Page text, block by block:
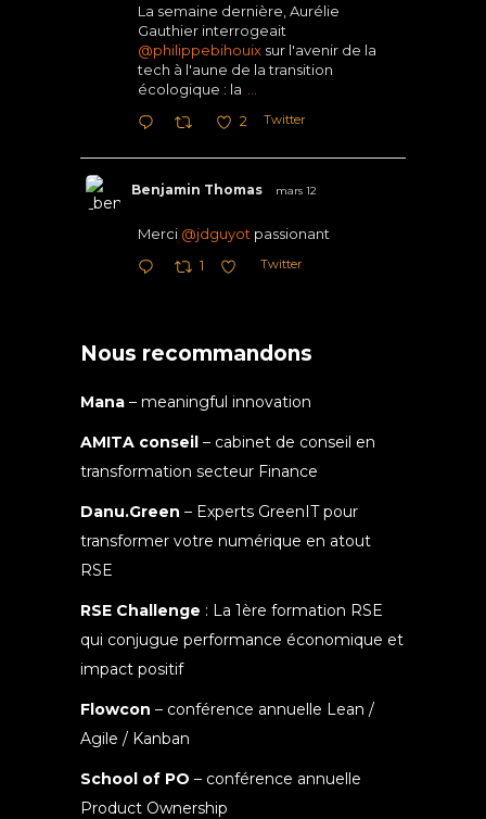
La semaine dernière, Aurélie
Gauthier interrogeait
@philippebihouix sur l'avenir de la
tech à l'aune de la transition
écologique : la
2 Twitter
Benjamin Thomas mars 12
Merci @jdguyot passionant
1 Twitter
Nous recommandons
Mana – meaningful innovation
AMITA conseil – cabinet de conseil en
transformation secteur Finance
Danu.Green – Experts GreenIT pour
transformer votre numérique en atout
RSE
RSE Challenge : La 1ère formation RSE
qui conjugue performance économique et
impact positif
Flowcon – conférence annuelle Lean /
Agile / Kanban
School of PO – conférence annuelle
Product Ownership